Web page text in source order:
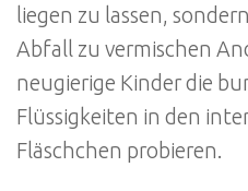
liegen zu lassen,
Abfall zu vermischen
neugierige Kinder die
Flüssigkeiten in den
Fläschchen probieren.